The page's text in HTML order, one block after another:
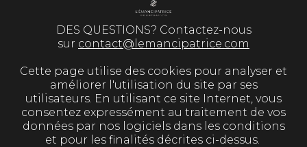
DES QUESTIONS? Contactez-nous
sur contact@lemancipatrice.com
Cette page utilise des cookies pour analyser et
améliorer l'utilisation du site par ses
utilisateurs. En utilisant ce site Internet, vous
consentez expressément au traitement de vos
données par nos logiciels dans les conditions
et pour les finalités décrites ci-dessus.